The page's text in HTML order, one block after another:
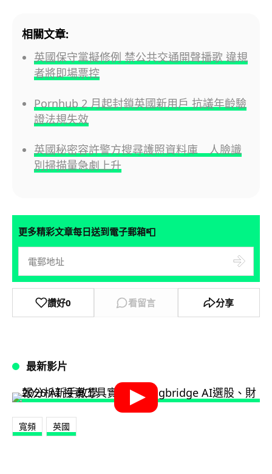
相關文章:
英國保守黨擬修例 禁公共交通開聲播歌 違規
者將即場票控
Pornhub 2 月起封鎖英國新用戶 抗議年齡驗
證法規失效
英國秘密容許警方搜尋護照資料庫 人臉識
別掃描量急劇上升
更多精彩文章每日送到電子郵箱📮
讚好0 看留言 分享
最新影片
寬頻 英國